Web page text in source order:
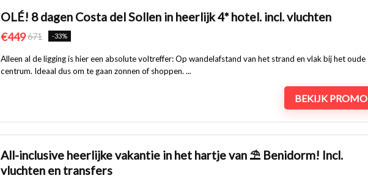
OLÉ! 8 dagen Costa del Sollen in heerlijk 4* hotel. incl. vluchten
€449671 -33%
Alleen al de ligging is hier een absolute voltreffer: Op wandelafstand van het strand en vlak bij het oude
centrum. Ideaal dus om te gaan zonnen of shoppen. ...
BEKIJK PROMO
All-inclusive heerlijke vakantie in het hartje van ⛱ Benidorm! Incl.
vluchten en transfers